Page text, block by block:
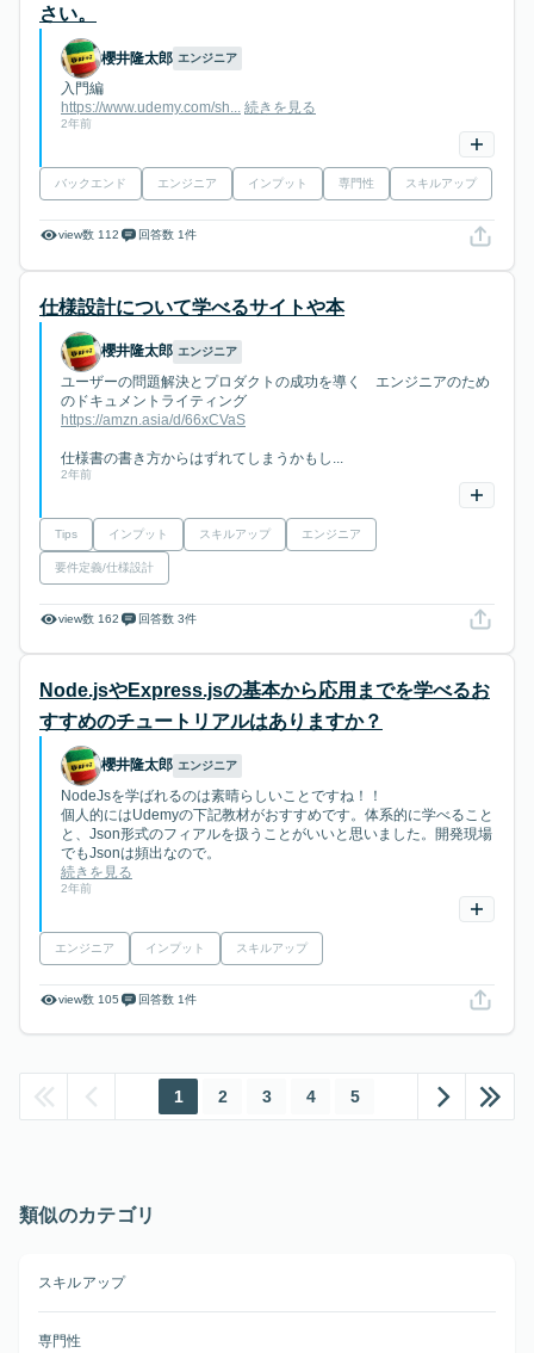
さい。
櫻井隆太郎 エンジニア
入門編
https://www.udemy.com/sh... 続きを見る
2年前
バックエンド エンジニア インプット 専門性 スキルアップ
view数 112 回答数 1件
仕様設計について学べるサイトや本
櫻井隆太郎 エンジニア
ユーザーの問題解決とプロダクトの成功を導く エンジニアのため
のドキュメントライティング
https://amzn.asia/d/66xCVaS
仕様書の書き方からはずれてしまうかもし...
2年前
Tips インプット スキルアップ エンジニア
要件定義/仕様設計
view数 162 回答数 3件
Node.jsやExpress.jsの基本から応用までを学べるお
すすめのチュートリアルはありますか？
櫻井隆太郎 エンジニア
NodeJsを学ばれるのは素晴らしいことですね！！
個人的にはUdemyの下記教材がおすすめです。体系的に学べること
と、Json形式のフィアルを扱うことがいいと思いました。開発現場
でもJsonは頻出なので。
続きを見る
2年前
エンジニア インプット スキルアップ
view数 105 回答数 1件
1 2 3 4 5
類似のカテゴリ
スキルアップ
専門性